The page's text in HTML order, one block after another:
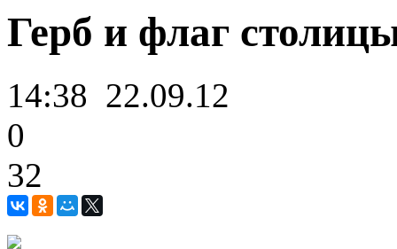
Герб и флаг
14:38 22.09.12
0
32